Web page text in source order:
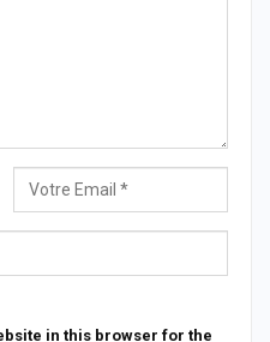
in this browser for the